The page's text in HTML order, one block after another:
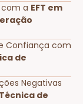
com a EFT em
Confiança com
de
Negativas
de